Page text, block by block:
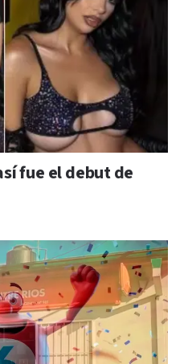
fue el debut de